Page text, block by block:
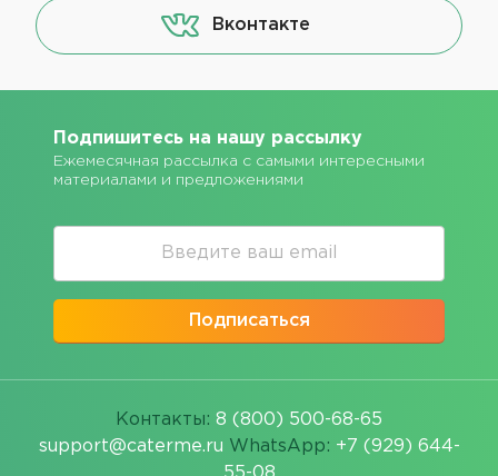
Вконтакте
Подпишитесь на нашу рассылку
Ежемесячная рассылка с самыми интересными
материалами и предложениями
Подписаться
Контакты: 8 (800) 500-68-65
support@caterme.ru WhatsApp: +7 (929) 644-